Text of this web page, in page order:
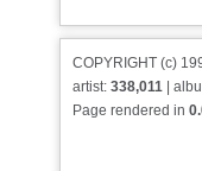
COPYRIGHT (c)
artist: 338,011 |
Page rendered in